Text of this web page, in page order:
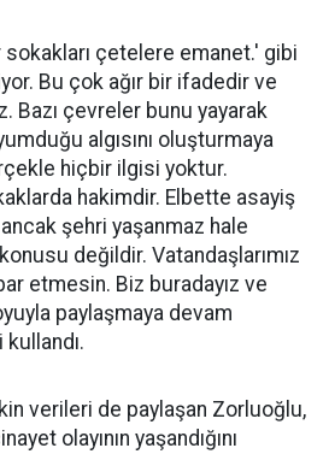
sokakları çetelere emanet.' gibi
Bu çok ağır bir ifadedir ve
Bazı çevreler bunu yayarak
algısını oluşturmaya
hiçbir ilgisi yoktur.
hakimdir. Elbette asayiş
şehri yaşanmaz hale
değildir. Vatandaşlarımız
etmesin. Biz buradayız ve
paylaşmaya devam
verileri de paylaşan Zorluoğlu,
olayının yaşandığını